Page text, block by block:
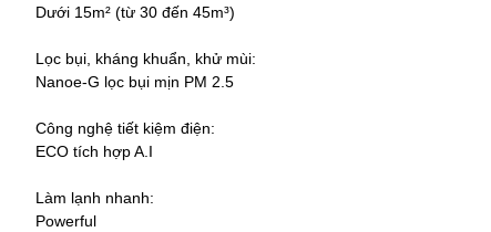
Dưới 15m² (từ 30 đến 45m³)
Lọc bụi, kháng khuẩn, khử mùi:
Nanoe-G lọc bụi mịn PM 2.5
Công nghệ tiết kiệm điện:
ECO tích hợp A.I
Làm lạnh nhanh:
Powerful